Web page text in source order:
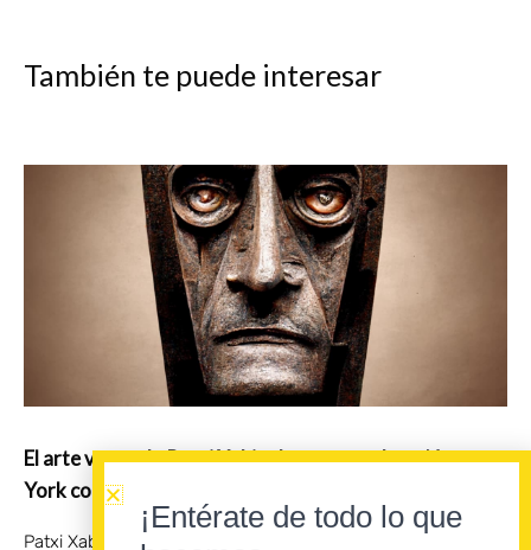
También te puede interesar
El arte vasco de Patxi Xabier Lezama vuelve a New
York con una mirada mitológica y de vanguardia
Patxi Xabier Lezama sitúa la mitología y la memoria de
¡Entérate de todo lo que